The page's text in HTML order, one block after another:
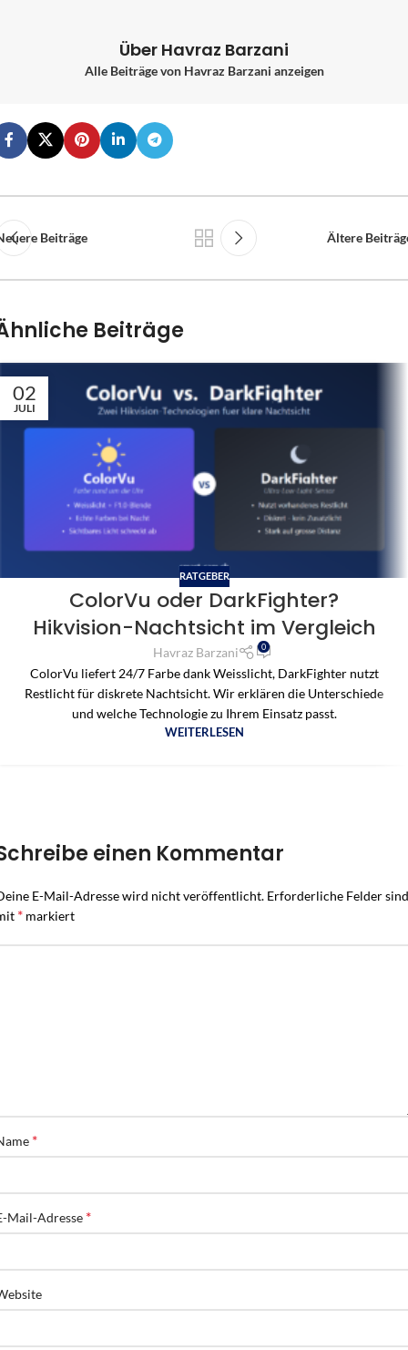
Über Havraz Barzani
Alle Beiträge von Havraz Barzani anzeigen
Beiträge Ältere
Beiträge
02
JULI
RATGEBER
ColorVu oder DarkFighter?
Hikvision-Nachtsicht im Vergleich
Havraz Barzani 0
ColorVu liefert 24/7 Farbe dank Weisslicht, DarkFighter nutzt
Restlicht für diskrete Nachtsicht. Wir erklären die Unterschiede
und welche Technologie zu Ihrem Einsatz passt.
WEITERLESEN
einen Kommentar
E-Mail-Adresse wird nicht veröffentlicht. Erforderliche Felder sind
* markiert
*
Mail-Adresse *